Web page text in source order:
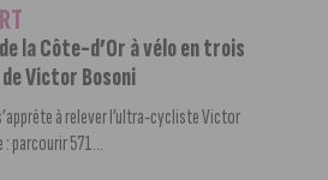
la Côte-d’Or à vélo en trois
Victor Bosoni
à relever l’ultra-cycliste Victor
parcourir 571...